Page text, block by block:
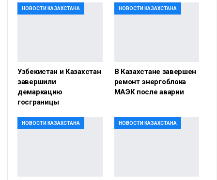
НОВОСТИ КАЗАХСТАНА
Узбекистан и Казахстан
завершили
демаркацию
госграницы
НОВОСТИ КАЗАХСТАНА
В Казахстане завершен
ремонт энергоблока
МАЭК после аварии
НОВОСТИ КАЗАХСТАНА НОВОСТИ КАЗАХСТАНА